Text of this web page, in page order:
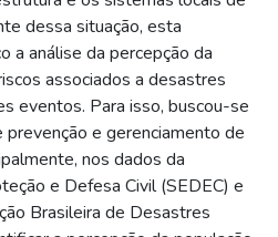
dessa situação, esta
a análise da percepção da
associados a desastres
eventos. Para isso, buscou-se
prevenção e gerenciamento de
nos dados da
e Defesa Civil (SEDEC) e
Brasileira de Desastres